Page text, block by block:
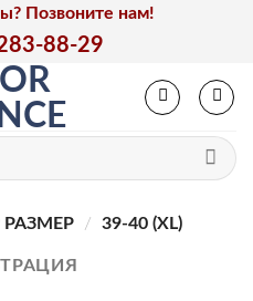
Позвоните нам!
88-29
/ 39-40 (XL)